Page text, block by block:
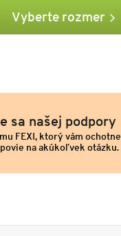
Vyberte rozmer
sa našej podpory
FEXI, ktorý vám ochotne
na akúkoľvek otázku.